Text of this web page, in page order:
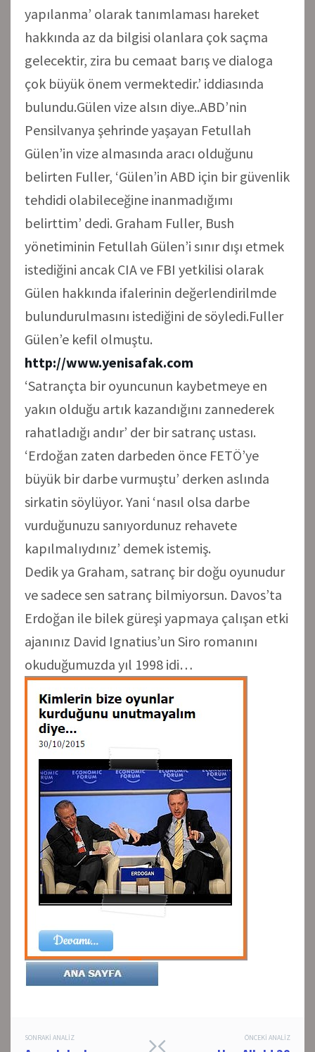
yapılanma’ olarak tanımlaması hareket
hakkında az da bilgisi olanlara çok saçma
gelecektir, zira bu cemaat barış ve dialoga
çok büyük önem vermektedir.’ iddiasında
bulundu.Gülen vize alsın diye..ABD’nin
Pensilvanya şehrinde yaşayan Fetullah
Gülen’in vize almasında aracı olduğunu
belirten Fuller, ‘Gülen’in ABD için bir güvenlik
tehdidi olabileceğine inanmadığımı
belirttim’ dedi. Graham Fuller, Bush
yönetiminin Fetullah Gülen’i sınır dışı etmek
istediğini ancak CIA ve FBI yetkilisi olarak
Gülen hakkında ifalerinin değerlendirilmde
bulundurulmasını istediğini de söyledi.Fuller
Gülen’e kefil olmuştu.
http://www.yenisafak.com
‘Satrançta bir oyuncunun kaybetmeye en
yakın olduğu artık kazandığını zannederek
rahatladığı andır’ der bir satranç ustası.
‘Erdoğan zaten darbeden önce FETÖ’ye
büyük bir darbe vurmuştu’ derken aslında
sirkatin söylüyor. Yani ‘nasıl olsa darbe
vurduğunuzu sanıyordunuz rehavete
kapılmalıydınız’ demek istemiş.
Dedik ya Graham, satranç bir doğu oyunudur
ve sadece sen satranç bilmiyorsun. Davos’ta
Erdoğan ile bilek güreşi yapmaya çalışan etki
ajanınız David Ignatius’un Siro romanını
okuduğumuzda yıl 1998 idi…
Post ÖNCEKI ANALIZ
SONRAKI ANALIZ